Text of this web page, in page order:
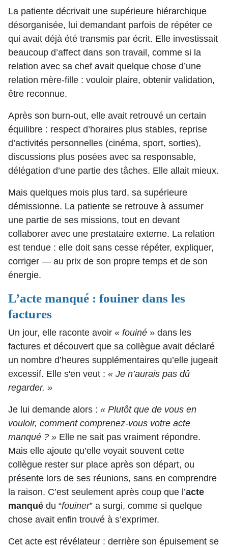
La patiente décrivait une supérieure hiérarchique
désorganisée, lui demandant parfois de répéter ce
qui avait déjà été transmis par écrit. Elle investissait
beaucoup d’affect dans son travail, comme si la
relation avec sa chef avait quelque chose d’une
relation mère-fille : vouloir plaire, obtenir validation,
être reconnue.
Après son burn-out, elle avait retrouvé un certain
équilibre : respect d’horaires plus stables, reprise
d’activités personnelles (cinéma, sport, sorties),
discussions plus posées avec sa responsable,
délégation d’une partie des tâches. Elle allait mieux.
Mais quelques mois plus tard, sa supérieure
démissionne. La patiente se retrouve à assumer
une partie de ses missions, tout en devant
collaborer avec une prestataire externe. La relation
est tendue : elle doit sans cesse répéter, expliquer,
corriger — au prix de son propre temps et de son
énergie.
L’acte manqué : fouiner dans les
factures
Un jour, elle raconte avoir « fouiné » dans les
factures et découvert que sa collègue avait déclaré
un nombre d’heures supplémentaires qu’elle jugeait
excessif. Elle s'en veut : « Je n’aurais pas dû
regarder. »
Je lui demande alors : « Plutôt que de vous en
vouloir, comment comprenez-vous votre acte
manqué ? » Elle ne sait pas vraiment répondre.
Mais elle ajoute qu’elle voyait souvent cette
collègue rester sur place après son départ, ou
présente lors de ses réunions, sans en comprendre
la raison. C’est seulement après coup que l’acte
manqué du “fouiner” a surgi, comme si quelque
chose avait enfin trouvé à s’exprimer.
Cet acte est révélateur : derrière son épuisement se